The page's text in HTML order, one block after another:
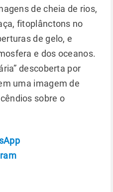
de cheia de rios,
fitoplânctons no
de gelo, e
e dos oceanos.
descoberta por
uma imagem de
sobre o